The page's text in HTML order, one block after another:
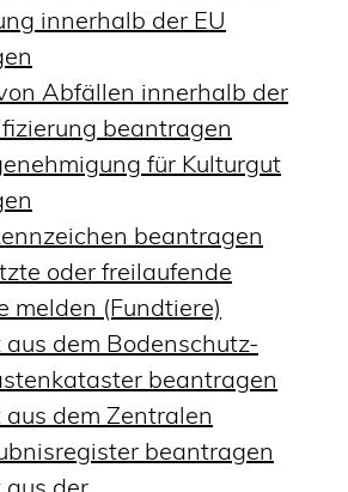
innerhalb der EU
Abfällen innerhalb der
beantragen
für Kulturgut
beantragen
oder freilaufende
melden (Fundtiere)
dem Bodenschutz-
beantragen
dem Zentralen
beantragen